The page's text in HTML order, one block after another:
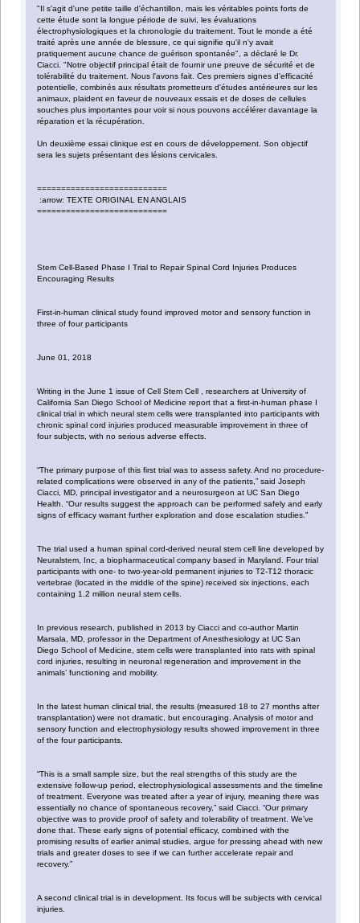
"Il s'agit d'une petite taille d'échantillon, mais les véritables points forts de
cette étude sont la longue période de suivi, les évaluations
électrophysiologiques et la chronologie du traitement. Tout le monde a été
traité après une année de blessure, ce qui signifie qu'il n'y avait
pratiquement aucune chance de guérison spontanée", a déclaré le Dr.
Ciacci. "Notre objectif principal était de fournir une preuve de sécurité et de
tolérabilité du traitement. Nous l'avons fait. Ces premiers signes d'efficacité
potentielle, combinés aux résultats prometteurs d'études antérieures sur les
animaux, plaident en faveur de nouveaux essais et de doses de cellules
souches plus importantes pour voir si nous pouvons accélérer davantage la
réparation et la récupération.
Un deuxième essai clinique est en cours de développement. Son objectif
sera les sujets présentant des lésions cervicales.
===========================
:arrow: TEXTE ORIGINAL EN ANGLAIS
===========================
Stem Cell-Based Phase I Trial to Repair Spinal Cord Injuries Produces
Encouraging Results
First-in-human clinical study found improved motor and sensory function in
three of four participants
June 01, 2018
Writing in the June 1 issue of Cell Stem Cell , researchers at University of
California San Diego School of Medicine report that a first-in-human phase I
clinical trial in which neural stem cells were transplanted into participants with
chronic spinal cord injuries produced measurable improvement in three of
four subjects, with no serious adverse effects.
“The primary purpose of this first trial was to assess safety. And no procedure-
related complications were observed in any of the patients,” said Joseph
Ciacci, MD, principal investigator and a neurosurgeon at UC San Diego
Health. “Our results suggest the approach can be performed safely and early
signs of efficacy warrant further exploration and dose escalation studies.”
The trial used a human spinal cord-derived neural stem cell line developed by
Neuralstem, Inc, a biopharmaceutical company based in Maryland. Four trial
participants with one- to two-year-old permanent injuries to T2-T12 thoracic
vertebrae (located in the middle of the spine) received six injections, each
containing 1.2 million neural stem cells.
In previous research, published in 2013 by Ciacci and co-author Martin
Marsala, MD, professor in the Department of Anesthesiology at UC San
Diego School of Medicine, stem cells were transplanted into rats with spinal
cord injuries, resulting in neuronal regeneration and improvement in the
animals’ functioning and mobility.
In the latest human clinical trial, the results (measured 18 to 27 months after
transplantation) were not dramatic, but encouraging. Analysis of motor and
sensory function and electrophysiology results showed improvement in three
of the four participants.
“This is a small sample size, but the real strengths of this study are the
extensive follow-up period, electrophysiological assessments and the timeline
of treatment. Everyone was treated after a year of injury, meaning there was
essentially no chance of spontaneous recovery,” said Ciacci. “Our primary
objective was to provide proof of safety and tolerability of treatment. We’ve
done that. These early signs of potential efficacy, combined with the
promising results of earlier animal studies, argue for pressing ahead with new
trials and greater doses to see if we can further accelerate repair and
recovery.”
A second clinical trial is in development. Its focus will be subjects with cervical
injuries.